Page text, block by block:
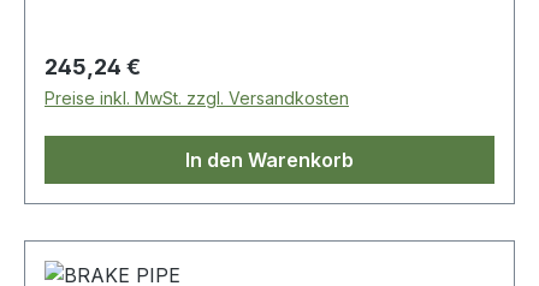
Regulärer Preis:
245,24 €
Preise inkl. MwSt. zzgl. Versandkosten
In den Warenkorb